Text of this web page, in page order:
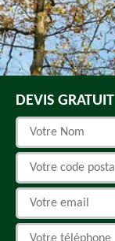
DEVIS GRATUIT